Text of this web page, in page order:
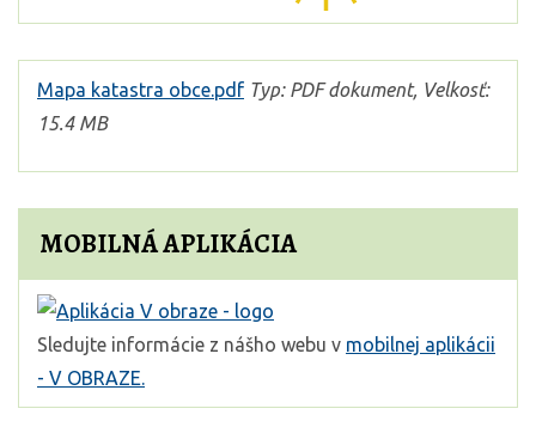
Mapa katastra obce.pdf Typ: PDF dokument, Velkosť:
15.4 MB
MOBILNÁ APLIKÁCIA
Sledujte informácie z nášho webu v mobilnej aplikácii
- V OBRAZE.